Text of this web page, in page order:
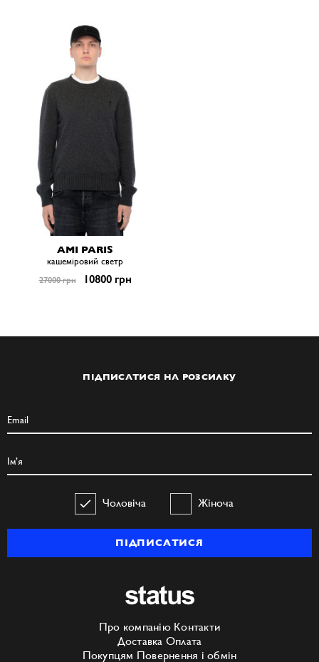
AMI PARIS
кашеміровий светр
27000 грн 10800 грн
ПІДПИСАТИСЯ НА РОЗСИЛКУ
Чоловіча Жіноча
ПІДПИСАТИСЯ
Про компанію Контакти
Доставка Оплата
Покупцям Повернення і обмін